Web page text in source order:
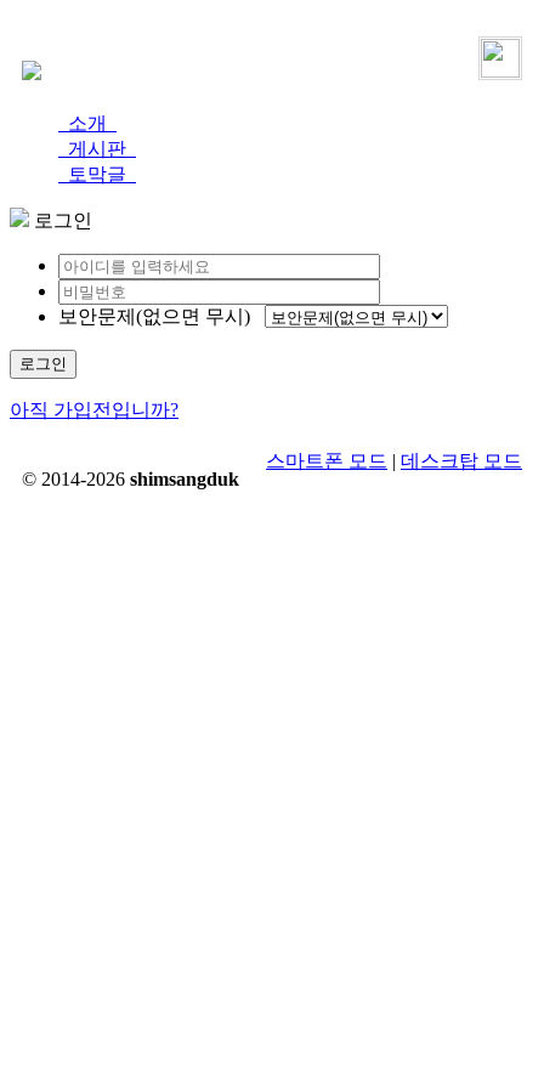
소개
게시판
토막글
로그인
보안문제(없으면 무시)
로그인
아직 가입전입니까?
© 2014-2026 shimsangduk
스마트폰 모드 | 데스크탑 모드